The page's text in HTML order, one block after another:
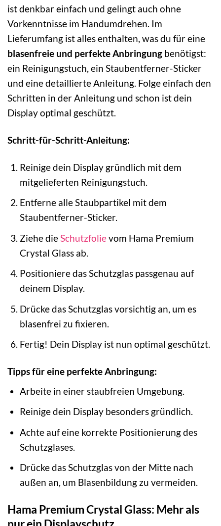
ist denkbar einfach und gelingt auch ohne
Vorkenntnisse im Handumdrehen. Im
Lieferumfang ist alles enthalten, was du für eine
blasenfreie und perfekte Anbringung benötigst:
ein Reinigungstuch, ein Staubentferner-Sticker
und eine detaillierte Anleitung. Folge einfach den
Schritten in der Anleitung und schon ist dein
Display optimal geschützt.
Schritt-für-Schritt-Anleitung:
Reinige dein Display gründlich mit dem
mitgelieferten Reinigungstuch.
Entferne alle Staubpartikel mit dem
Staubentferner-Sticker.
Ziehe dieSchutzfolievom Hama Premium
Crystal Glass ab.
Positioniere das Schutzglas passgenau auf
deinem Display.
Drücke das Schutzglas vorsichtig an, um es
blasenfrei zu fixieren.
Fertig! Dein Display ist nun optimal geschützt.
Tipps für eine perfekte Anbringung:
Arbeite in einer staubfreien Umgebung.
Reinige dein Display besonders gründlich.
Achte auf eine korrekte Positionierung des
Schutzglases.
Drücke das Schutzglas von der Mitte nach
außen an, um Blasenbildung zu vermeiden.
Hama Premium Crystal Glass: Mehr als